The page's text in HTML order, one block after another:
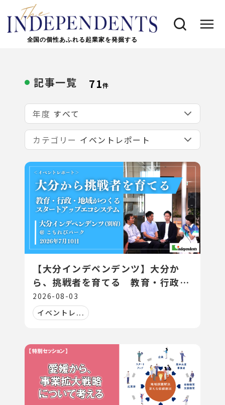
全国の個性あふれる起業家を発掘する
記事一覧 71件
年度
カテゴリー
【大分インデペンデンツ】大分か
ら、挑戦者を育てる 教育・行政・
地域がつくる スタートアップエコシ
ステム
2026-08-03
イベントレ...